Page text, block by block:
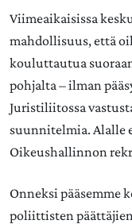
Viimeaikaisissa
mahdollisuus, että
kouluttautua
pohjalta – ilman
Juristiliitossa
suunnitelmia. Alalle
Oikeushallinnon
Onneksi pääsemme
poliittisten